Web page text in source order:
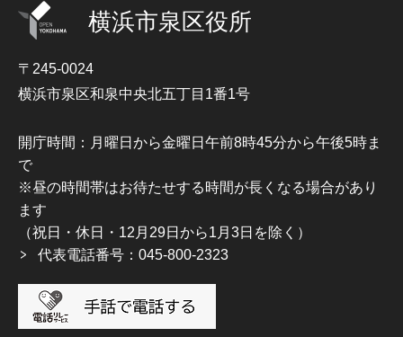
横浜市泉区役所
〒245-0024
横浜市泉区和泉中央北五丁目1番1号
開庁時間：月曜日から金曜日午前8時45分から午後5時ま
で
※昼の時間帯はお待たせする時間が長くなる場合があり
ます
（祝日・休日・12月29日から1月3日を除く）
代表電話番号：045-800-2323